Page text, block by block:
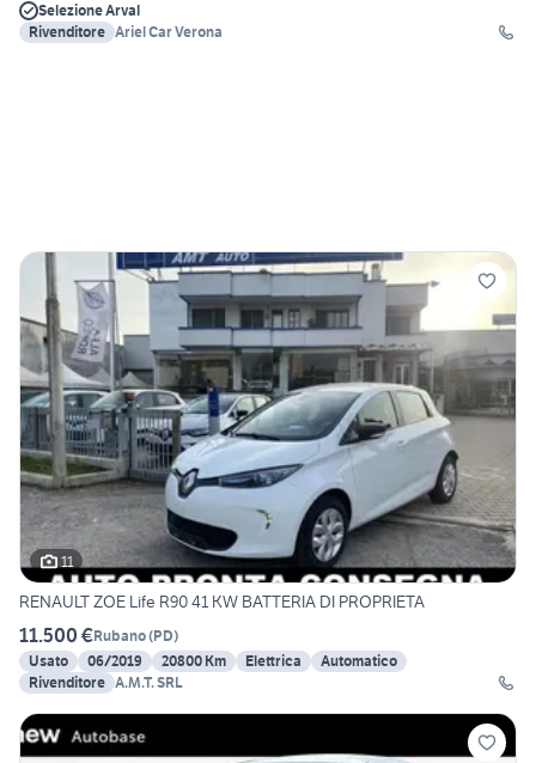
Selezione Arval
Rivenditore Ariel Car Verona
11
RENAULT ZOE Life R90 41 KW BATTERIA DI PROPRIETA
11.500 €Rubano(PD)
Usato
06/2019 20800 Km Elettrica
Automatico
Rivenditore A.M.T. SRL